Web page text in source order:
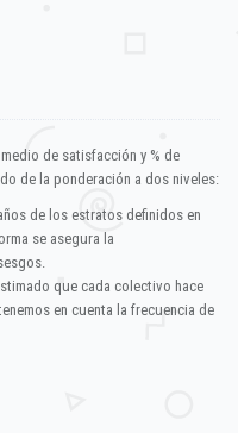
de satisfacción y % de
de la ponderación a dos niveles:
de los estratos definidos en
se asegura la
que cada colectivo hace
en cuenta la frecuencia de